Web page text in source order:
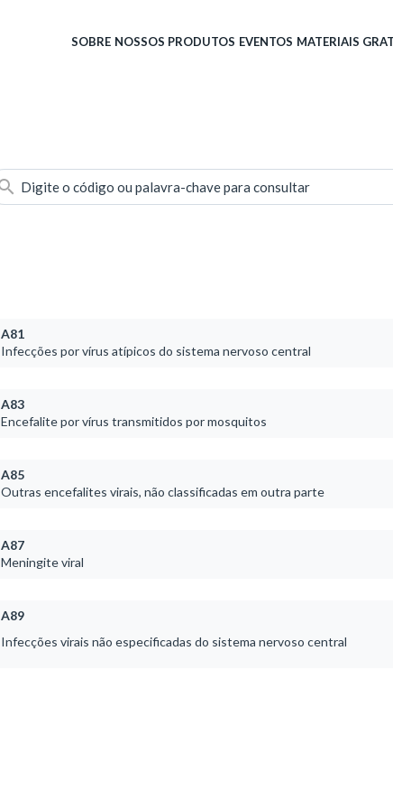
SOBRE NOSSOS PRODUTOS EVENTOS MATERIAIS
Digite o código ou palavra-chave para consultar
A81
Infecções por vírus atípicos do sistema nervoso central
A83
Encefalite por vírus transmitidos por mosquitos
A85
Outras encefalites virais, não classificadas em outra parte
A87
Meningite viral
A89
Infecções virais não especificadas do sistema nervoso central